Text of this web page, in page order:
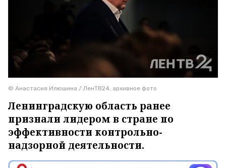
© Анастасия Илюшина / ЛенТВ24, архивное фото
Ленинградскую область ранее
признали лидером в стране по
эффективности контрольно-
надзорной деятельности.